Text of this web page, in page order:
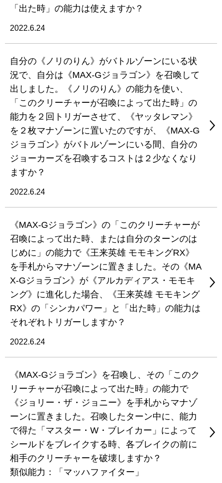
「出た時」の能力は使えますか？
2022.6.24
自分の《ノリのりん》がバトルゾーンにいる状
況で、自分は《MAX-Gジョラゴン》を召喚して
出しました。《ノリのりん》の能力を使い、
「このクリーチャーが召喚によって出た時」の
能力を２回トリガーさせて、《ヤッタレマン》
を２枚マナゾーンに置いたのですが、《MAX-G
ジョラゴン》がバトルゾーンにいる間、自分の
ジョーカーズを召喚するコストは２少なくなり
ますか？
2022.6.24
《MAX-Gジョラゴン》の「このクリーチャーが
召喚によって出た時、または自分のターンのは
じめに」の能力で《王来英雄 モモキングRX》
を手札からマナゾーンに置きました。その《MA
X-Gジョラゴン》が《アルカディアス・モモキ
ング》に進化した場合、《王来英雄 モモキング
RX》の「シンカパワー」と「出た時」の能力は
それぞれトリガーしますか？
2022.6.24
《MAX-Gジョラゴン》を召喚し、その「このク
リーチャーが召喚によって出た時」の能力で
《ジョリー・ザ・ジョニー》を手札からマナゾ
ーンに置きました。召喚したターン中に、能力
で得た「マスター・W・ブレイカー」によって
シールドをブレイクする時、各ブレイクの前に
相手のクリーチャーを破壊しますか？
類似能力：「マッハファイター」